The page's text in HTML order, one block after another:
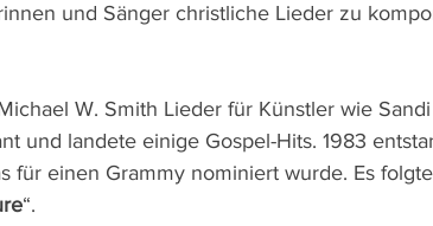
und Sänger christliche Lieder zu
W. Smith Lieder für Künstler wie
und landete einige Gospel-Hits. 1983
für einen Grammy nominiert wurde. Es
“.